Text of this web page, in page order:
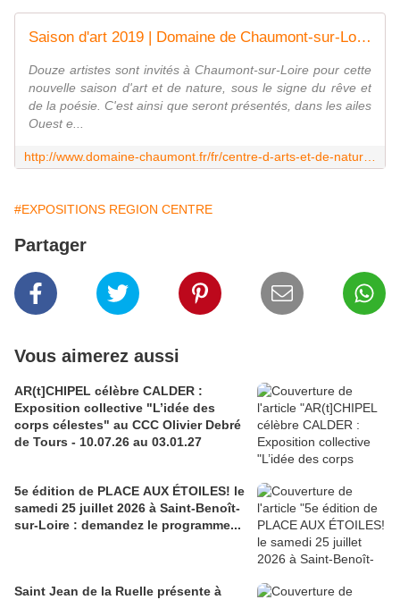
Saison d'art 2019 | Domaine de Chaumont-sur-Loire
Douze artistes sont invités à Chaumont-sur-Loire pour cette
nouvelle saison d'art et de nature, sous le signe du rêve et
de la poésie. C'est ainsi que seront présentés, dans les ailes
Ouest e...
#EXPOSITIONS REGION CENTRE
Partager
Vous aimerez aussi
AR(t]CHIPEL célèbre CALDER :
Exposition collective "L’idée des
corps célestes" au CCC Olivier Debré
de Tours - 10.07.26 au 03.01.27
5e édition de PLACE AUX ÉTOILES! le
samedi 25 juillet 2026 à Saint-Benoît-
sur-Loire : demandez le programme...
Saint Jean de la Ruelle présente à